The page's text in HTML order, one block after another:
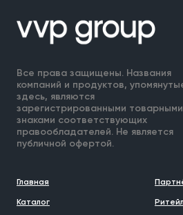
Все права защищены. Названия
компаний и продуктов,
здесь, являются
зарегистрированными товарными
знаками соответствующих
правообладателей. Не является
публичной офертой.
Главная
Каталог